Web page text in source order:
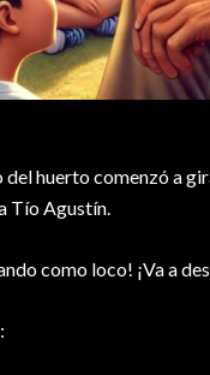
huerto comenzó a
Tío Agustín.
como loco! ¡Va a